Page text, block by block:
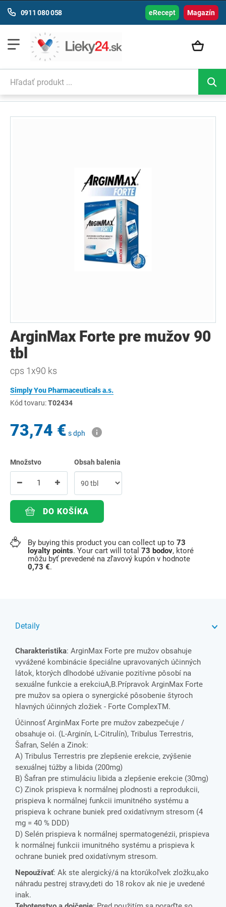
Magazín
0911 080 058 eRecept
ArginMax Forte pre mužov 90
tbl
cps 1x90 ks
Simply You Pharmaceuticals a.s.
Kód tovaru:T02434
73,74 € s dph
Množstvo Obsah balenia
DO KOŠÍKA
By buying this product you can collect up to 73
loyalty points. Your cart will total 73 bodov, ktoré
môžu byť prevedené na zľavový kupón v hodnote
0,73 €.
Detaily
Charakteristika: ArginMax Forte pre mužov obsahuje
vyvážené kombinácie špeciálne upravovaných účinných
látok, ktorých dlhodobé užívanie pozitívne pôsobí na
sexuálne funkcie a erekciuA,B.Prípravok ArginMax Forte
pre mužov sa opiera o synergické pôsobenie štyroch
hlavných účinných zložiek - Forte ComplexTM.
Účinnosť ArginMax Forte pre mužov zabezpečuje /
obsahuje oi. (L-Arginín, L-Citrulín), Tribulus Terrestris,
Šafran, Selén a Zinok:
A) Tribulus Terrestris pre zlepšenie erekcie, zvýšenie
sexuálnej túžby a libida (200mg)
B) Šafran pre stimuláciu libida a zlepšenie erekcie (30mg)
C) Zinok prispieva k normálnej plodnosti a reprodukcii,
prispieva k normálnej funkcii imunitného systému a
prispieva k ochrane buniek pred oxidatívnym stresom (4
mg = 40 % DDD)
D) Selén prispieva k normálnej spermatogenézii, prispieva
k normálnej funkcii imunitného systému a prispieva k
ochrane buniek pred oxidatívnym stresom.
Nepoužívať: Ak ste alergický/á na ktorúkoľvek zložku,ako
náhradu pestrej stravy,deti do 18 rokov ak nie je uvedené
inak.